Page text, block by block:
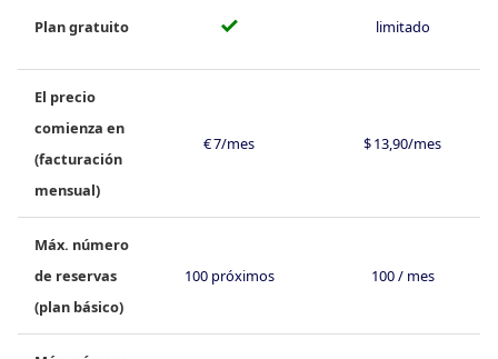
Plan gratuito ✓ limitado
El precio
comienza en
(facturación
mensual)
€ 7/mes $ 13,90/mes
Máx. número
de reservas
(plan básico)
100 próximos 100 / mes